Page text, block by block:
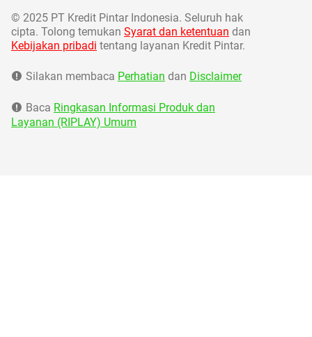
© 2025 PT Kredit Pintar Indonesia. Seluruh hak
cipta. Tolong temukan Syarat dan ketentuan dan
Kebijakan pribadi tentang layanan Kredit Pintar.
Silakan membaca Perhatian dan Disclaimer
Baca Ringkasan Informasi Produk dan
Layanan (RIPLAY) Umum